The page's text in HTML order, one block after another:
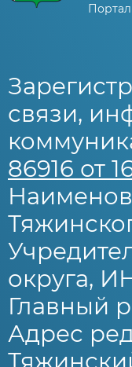
Портал
связи,
86916 от
округа,
Главный
Адрес